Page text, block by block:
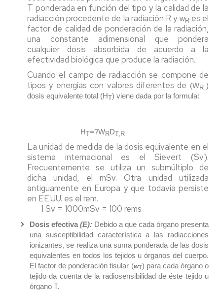
T ponderada en función del tipo y la calidad de la
radiacción procedente de la radiación R y wRes el
factor de calidad de ponderación de la radiación,
una constante adimensional que pondera
cualquier dosis absorbida de acuerdo a la
efectividad biológica que produce la radiación.
Cuando el campo de radiacción se compone de
tipos y energías con valores diferentes de (WR )
dosis equivalente total (HT) viene dada por la formula:
HT=?WRDT,R
La unidad de medida de la dosis equivalente en el
sistema internacional es el Sievert (Sv).
Frecuentemente se utiliza un submúltiplo de
dicha unidad, el mSv. Otra unidad utilizada
antiguamente en Europa y que todavía persiste
en EE.UU. es el rem.
1 Sv = 1000mSv = 100 rems
Dosis efectiva (E): Debido a que cada órgano presenta
una susceptibilidad característica a las radiacciones
ionizantes, se realiza una suma ponderada de las dosis
equivalentes en todos los tejidos u órganos del cuerpo.
El factor de ponderación tisular (wT) para cada órgano o
tejido da cuenta de la radiosensibilidad de éste tejido u
órgano T.